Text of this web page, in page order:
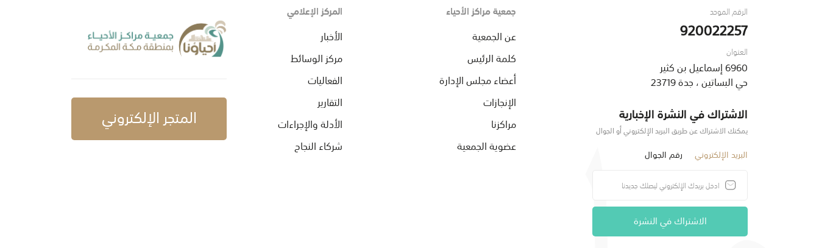
الرقم الموحد
920022257
العنوان
6960 إسماعيل بن كثير
حي البساتين ، جدة 23719
الاشتراك في النشرة الإخبارية
يمكنك الاشتراك عن طريق البريد الإلكتروني أو الجوال
البريد الإلكتروني رقم الجوال
الاشتراك في النشرة
جمعية مراكز الأحياء
عن الجمعية
كلمة الرئيس
أعضاء مجلس الإدارة
الإنجازات
مراكزنا
عضوية الجمعية
المركز الإعلامي
الأخبار
مركز الوسائط
الفعاليات
التقارير
الأدلة والإجراءات
شركاء النجاح
المتجر الإلكتروني